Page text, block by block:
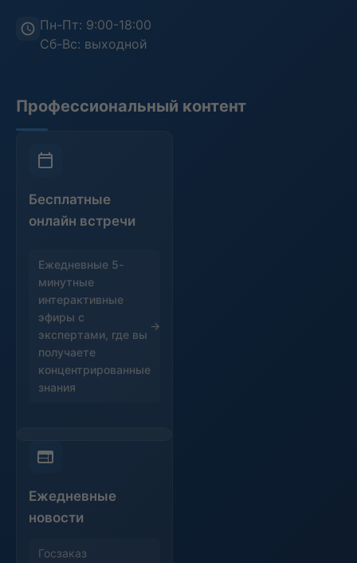
Пн-Пт: 9:00-18:00
Сб-Вс: выходной
Профессиональный контент
Бесплатные
онлайн встречи
Ежедневные 5-
минутные
интерактивные
эфиры с
экспертами, где вы
получаете
концентрированные
знания
Ежедневные
новости
Госзаказ